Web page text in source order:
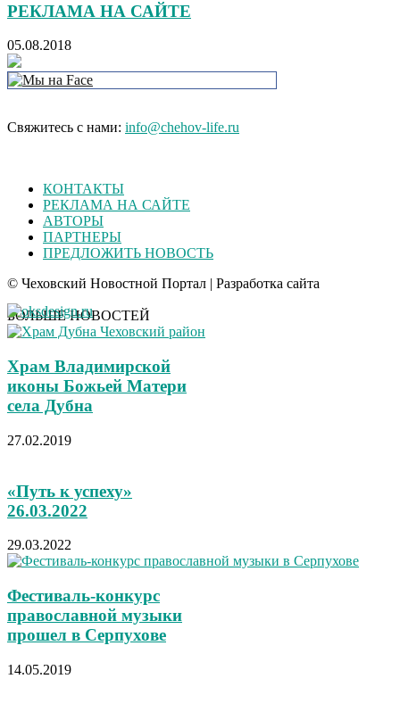
РЕКЛАМА НА САЙТЕ
05.08.2018
Свяжитесь с нами: info@chehov-life.ru
КОНТАКТЫ
РЕКЛАМА НА САЙТЕ
АВТОРЫ
ПАРТНЕРЫ
ПРЕДЛОЖИТЬ НОВОСТЬ
© Чеховский Новостной Портал | Разработка сайта
БОЛЬШЕ НОВОСТЕЙ
Храм Владимирской
иконы Божьей Матери
села Дубна
27.02.2019
«Путь к успеху»
26.03.2022
29.03.2022
Фестиваль-конкурс
православной музыки
прошел в Серпухове
14.05.2019